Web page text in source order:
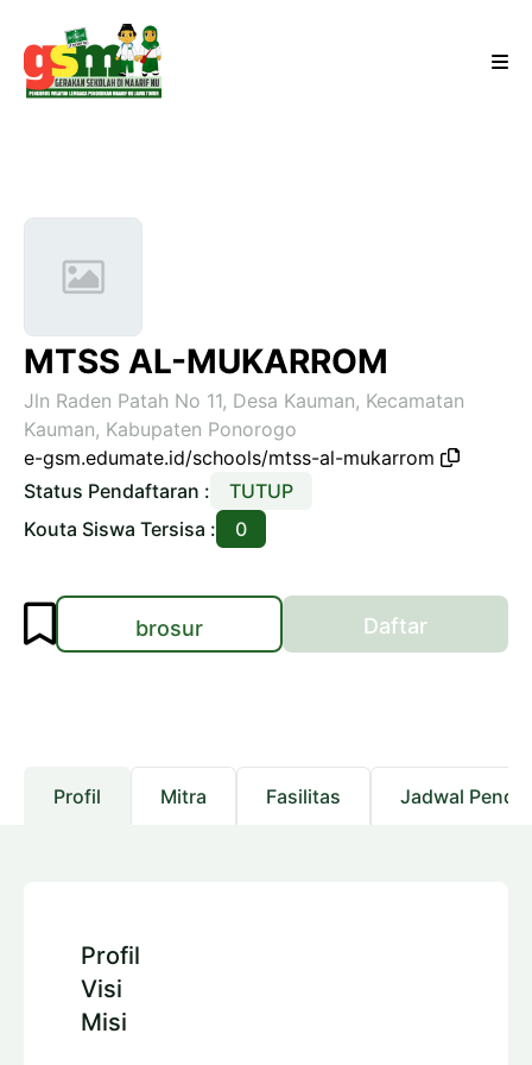
MTSS AL-MUKARROM
Jln Raden Patah No 11, Desa Kauman, Kecamatan
Kauman, Kabupaten Ponorogo
e-gsm.edumate.id/schools/mtss-al-mukarrom
Status Pendaftaran :
TUTUP
Kouta Siswa Tersisa :
0
brosur Daftar
Profil Mitra Fasilitas Jadwal
Profil
Visi
Misi